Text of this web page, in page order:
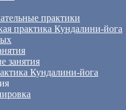
практики
практика Кундалини-йога
занятия
Кундалини-йога